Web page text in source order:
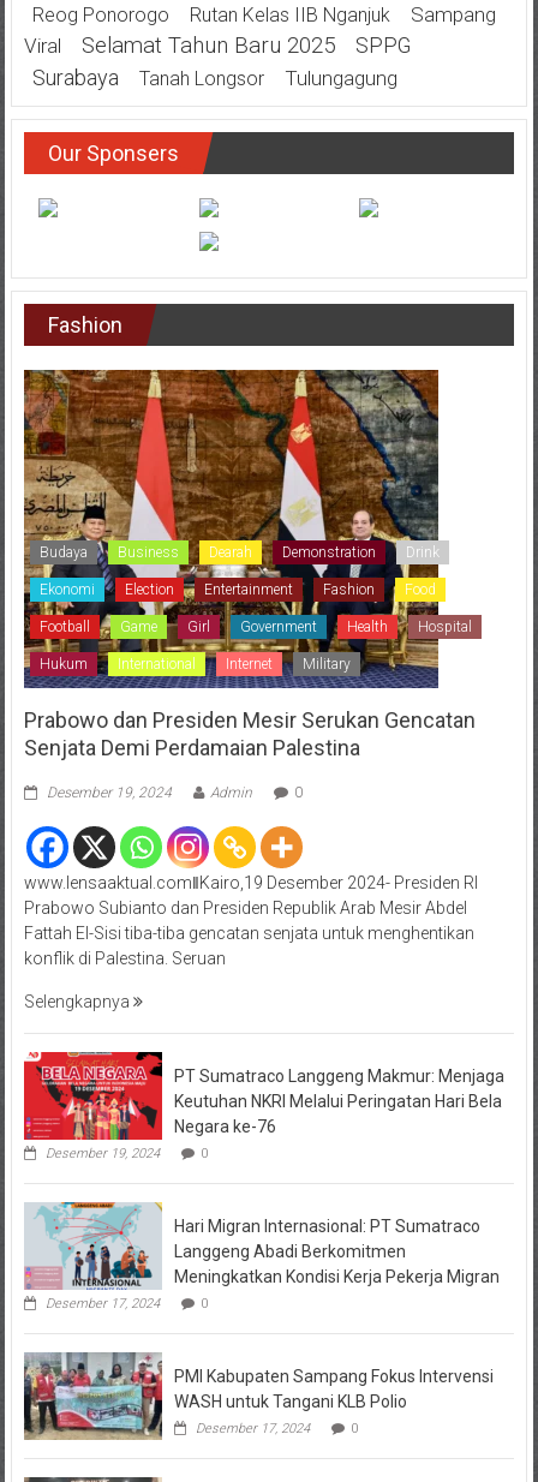
Reog Ponorogo Rutan Kelas IIB Nganjuk
Sampang
Viral
Selamat Tahun Baru 2025
SPPG
Surabaya
Tanah Longsor Tulungagung
Our Sponsers
Fashion
Budaya Business Dearah Demonstration Drink
Ekonomi Election Entertainment Fashion Food
Football Game Girl Government Health Hospital
Hukum International Internet Military
Prabowo dan Presiden Mesir Serukan Gencatan
Senjata Demi Perdamaian Palestina
Desember 19, 2024 Admin 0
www.lensaaktual.comǁKairo,19 Desember 2024- Presiden RI
Prabowo Subianto dan Presiden Republik Arab Mesir Abdel
Fattah El-Sisi tiba-tiba gencatan senjata untuk menghentikan
konflik di Palestina. Seruan
Selengkapnya
PT Sumatraco Langgeng Makmur: Menjaga
Keutuhan NKRI Melalui Peringatan Hari Bela
Negara ke-76
Desember 19, 2024 0
Hari Migran Internasional: PT Sumatraco
Langgeng Abadi Berkomitmen
Meningkatkan Kondisi Kerja Pekerja Migran
Desember 17, 2024 0
PMI Kabupaten Sampang Fokus Intervensi
WASH untuk Tangani KLB Polio
Desember 17, 2024 0